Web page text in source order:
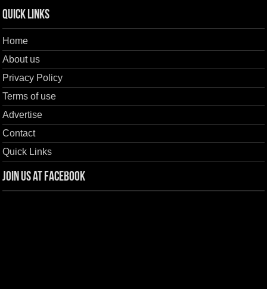
Quick Links
Home
About us
Privacy Policy
Terms of use
Advertise
Contact
Quick Links
Join us at Facebook